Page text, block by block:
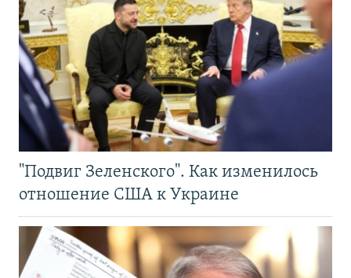
"Подвиг Зеленского". Как изменилось
отношение США к Украине